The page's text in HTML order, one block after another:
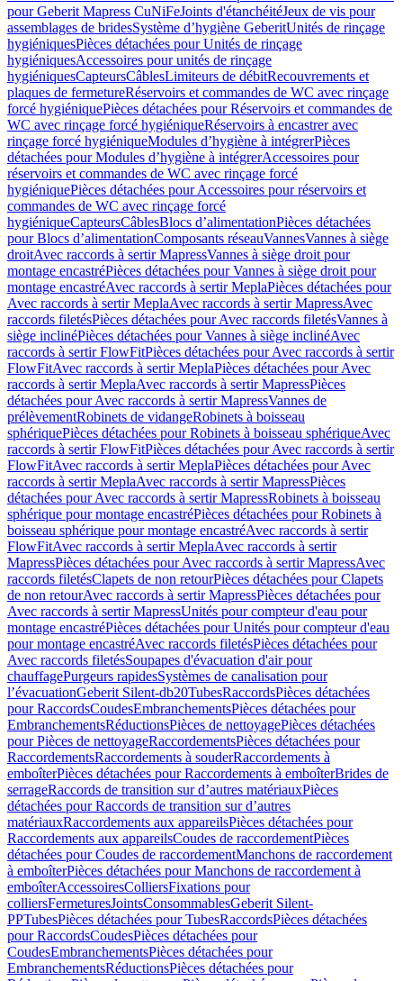
pour Geberit Mapress CuNiFeJoints d'étanchéitéJeux de vis pour
assemblages de bridesSystème d’hygiène GeberitUnités de rinçage
hygiéniquesPièces détachées pour Unités de rinçage
hygiéniquesAccessoires pour unités de rinçage
hygiéniquesCapteursCâblesLimiteurs de débitRecouvrements et
plaques de fermetureRéservoirs et commandes de WC avec rinçage
forcé hygiéniquePièces détachées pour Réservoirs et commandes de
WC avec rinçage forcé hygiéniqueRéservoirs à encastrer avec
rinçage forcé hygiéniqueModules d’hygiène à intégrerPièces
détachées pour Modules d’hygiène à intégrerAccessoires pour
réservoirs et commandes de WC avec rinçage forcé
hygiéniquePièces détachées pour Accessoires pour réservoirs et
commandes de WC avec rinçage forcé
hygiéniqueCapteursCâblesBlocs d’alimentationPièces détachées
pour Blocs d’alimentationComposants réseauVannesVannes à siège
droitAvec raccords à sertir MapressVannes à siège droit pour
montage encastréPièces détachées pour Vannes à siège droit pour
montage encastréAvec raccords à sertir MeplaPièces détachées pour
Avec raccords à sertir MeplaAvec raccords à sertir MapressAvec
raccords filetésPièces détachées pour Avec raccords filetésVannes à
siège inclinéPièces détachées pour Vannes à siège inclinéAvec
raccords à sertir FlowFitPièces détachées pour Avec raccords à sertir
FlowFitAvec raccords à sertir MeplaPièces détachées pour Avec
raccords à sertir MeplaAvec raccords à sertir MapressPièces
détachées pour Avec raccords à sertir MapressVannes de
prélèvementRobinets de vidangeRobinets à boisseau
sphériquePièces détachées pour Robinets à boisseau sphériqueAvec
raccords à sertir FlowFitPièces détachées pour Avec raccords à sertir
FlowFitAvec raccords à sertir MeplaPièces détachées pour Avec
raccords à sertir MeplaAvec raccords à sertir MapressPièces
détachées pour Avec raccords à sertir MapressRobinets à boisseau
sphérique pour montage encastréPièces détachées pour Robinets à
boisseau sphérique pour montage encastréAvec raccords à sertir
FlowFitAvec raccords à sertir MeplaAvec raccords à sertir
MapressPièces détachées pour Avec raccords à sertir MapressAvec
raccords filetésClapets de non retourPièces détachées pour Clapets
de non retourAvec raccords à sertir MapressPièces détachées pour
Avec raccords à sertir MapressUnités pour compteur d'eau pour
montage encastréPièces détachées pour Unités pour compteur d'eau
pour montage encastréAvec raccords filetésPièces détachées pour
Avec raccords filetésSoupapes d'évacuation d'air pour
chauffagePurgeurs rapidesSystèmes de canalisation pour
l’évacuationGeberit Silent-db20TubesRaccordsPièces détachées
pour RaccordsCoudesEmbranchementsPièces détachées pour
EmbranchementsRéductionsPièces de nettoyagePièces détachées
pour Pièces de nettoyageRaccordementsPièces détachées pour
RaccordementsRaccordements à souderRaccordements à
emboîterPièces détachées pour Raccordements à emboîterBrides de
serrageRaccords de transition sur d’autres matériauxPièces
détachées pour Raccords de transition sur d’autres
matériauxRaccordements aux appareilsPièces détachées pour
Raccordements aux appareilsCoudes de raccordementPièces
détachées pour Coudes de raccordementManchons de raccordement
à emboîterPièces détachées pour Manchons de raccordement à
emboîterAccessoiresColliersFixations pour
colliersFermeturesJointsConsommablesGeberit Silent-
PPTubesPièces détachées pour TubesRaccordsPièces détachées
pour RaccordsCoudesPièces détachées pour
CoudesEmbranchementsPièces détachées pour
EmbranchementsRéductionsPièces détachées pour